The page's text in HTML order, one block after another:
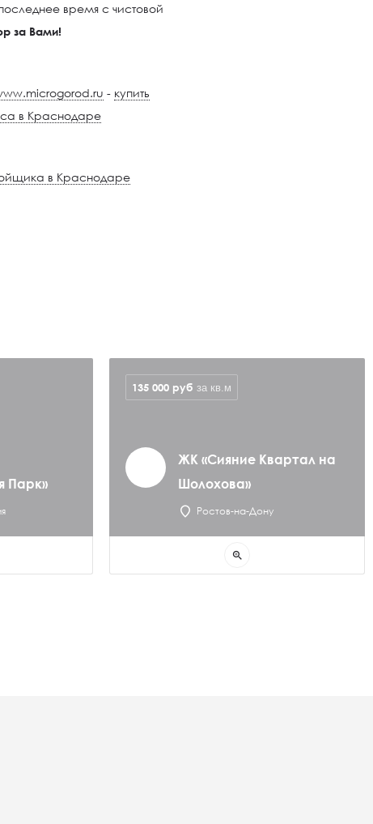
время с чистовой
за Вами!
- купить
в Краснодаре
в Краснодаре
Парк»
ЖК «Сияние Квартал на
Шолохова»
Ростов-на-Дону
135 000 руб за кв.м
zoom_in